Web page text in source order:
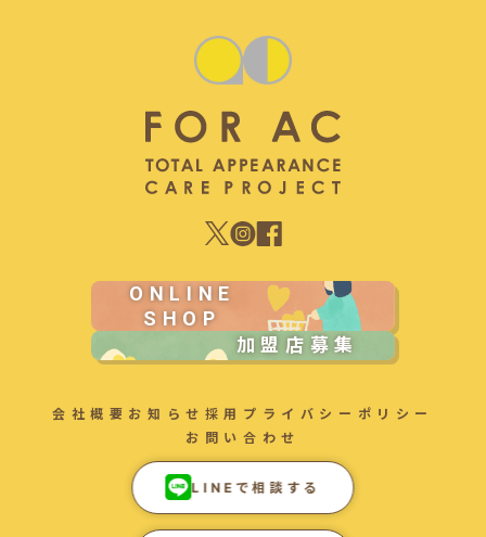
LINEで相談する
ONLINE
SHOP
加盟店募集
会社概要 お知らせ 採用 プライバシーポリシー
お問い合わせ